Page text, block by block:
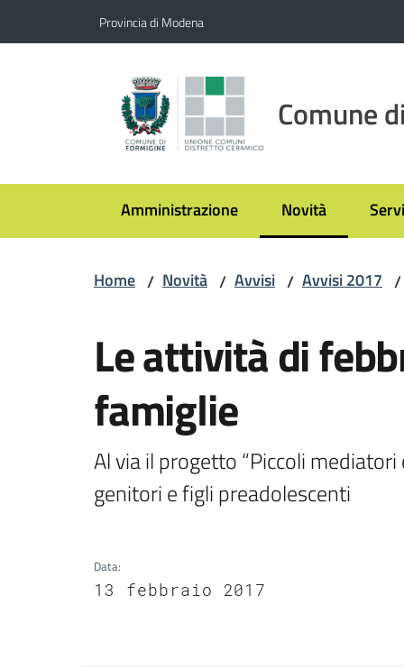
Provincia di Modena
Comune
Amministrazione Novità
Menu selezionato
Home / Novità / Avvisi / Avvisi 2017 /
Le attività di
famiglie
Al via il progetto “Piccoli
genitori e figli preadolescenti
Data:
13 febbraio 2017